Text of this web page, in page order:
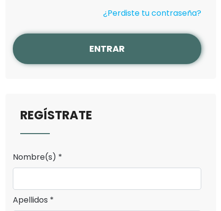
¿Perdiste tu contraseña?
ENTRAR
REGÍSTRATE
Nombre(s) *
Apellidos *